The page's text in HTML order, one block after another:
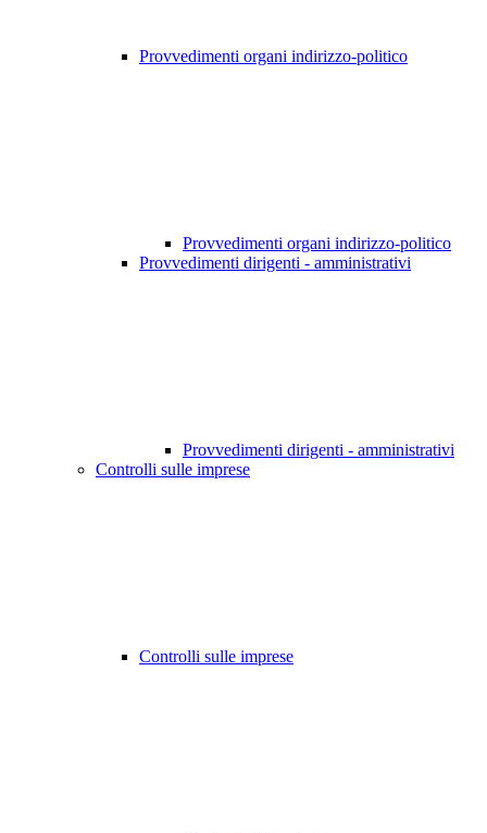
Provvedimenti organi indirizzo-politico
Provvedimenti organi indirizzo-politico
Provvedimenti dirigenti - amministrativi
Provvedimenti dirigenti - amministrativi
Controlli sulle imprese
Controlli sulle imprese